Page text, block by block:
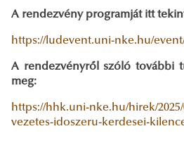
A rendezvény programját itt
https://ludevent.uni-nke.hu/
A rendezvényről szóló további
meg:
https://hhk.uni-nke.hu/hirek/
vezetes-idoszeru-kerdesei-